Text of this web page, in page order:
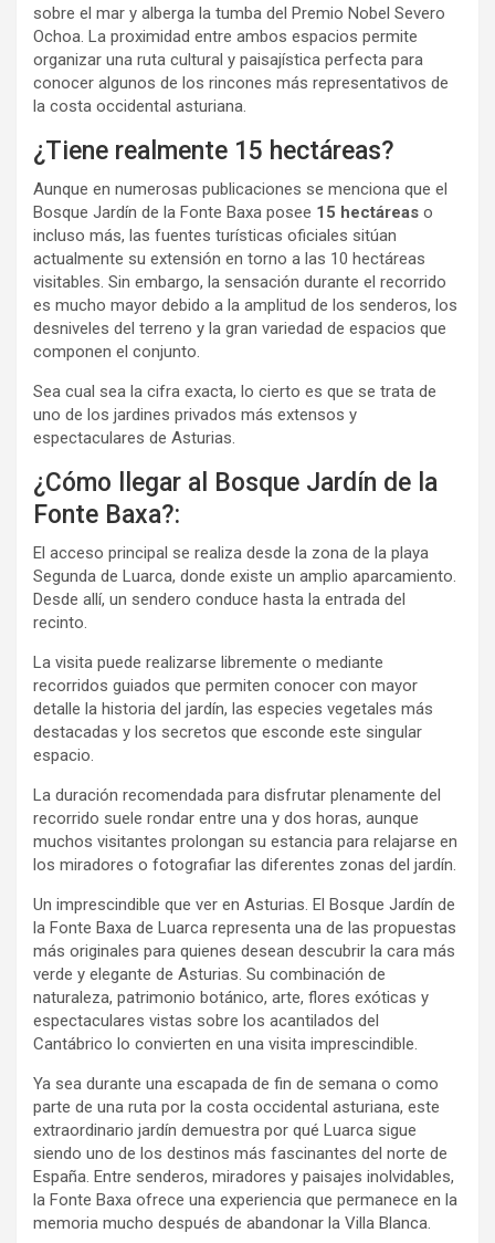
sobre el mar y alberga la tumba del Premio Nobel Severo
Ochoa. La proximidad entre ambos espacios permite
organizar una ruta cultural y paisajística perfecta para
conocer algunos de los rincones más representativos de
la costa occidental asturiana.
¿Tiene realmente 15 hectáreas?
Aunque en numerosas publicaciones se menciona que el
Bosque Jardín de la Fonte Baxa posee 15 hectáreas o
incluso más, las fuentes turísticas oficiales sitúan
actualmente su extensión en torno a las 10 hectáreas
visitables. Sin embargo, la sensación durante el recorrido
es mucho mayor debido a la amplitud de los senderos, los
desniveles del terreno y la gran variedad de espacios que
componen el conjunto.
Sea cual sea la cifra exacta, lo cierto es que se trata de
uno de los jardines privados más extensos y
espectaculares de Asturias.
¿Cómo llegar al Bosque Jardín de la
Fonte Baxa?:
El acceso principal se realiza desde la zona de la playa
Segunda de Luarca, donde existe un amplio aparcamiento.
Desde allí, un sendero conduce hasta la entrada del
recinto.
La visita puede realizarse libremente o mediante
recorridos guiados que permiten conocer con mayor
detalle la historia del jardín, las especies vegetales más
destacadas y los secretos que esconde este singular
espacio.
La duración recomendada para disfrutar plenamente del
recorrido suele rondar entre una y dos horas, aunque
muchos visitantes prolongan su estancia para relajarse en
los miradores o fotografiar las diferentes zonas del jardín.
Un imprescindible que ver en Asturias. El Bosque Jardín de
la Fonte Baxa de Luarca representa una de las propuestas
más originales para quienes desean descubrir la cara más
verde y elegante de Asturias. Su combinación de
naturaleza, patrimonio botánico, arte, flores exóticas y
espectaculares vistas sobre los acantilados del
Cantábrico lo convierten en una visita imprescindible.
Ya sea durante una escapada de fin de semana o como
parte de una ruta por la costa occidental asturiana, este
extraordinario jardín demuestra por qué Luarca sigue
siendo uno de los destinos más fascinantes del norte de
España. Entre senderos, miradores y paisajes inolvidables,
la Fonte Baxa ofrece una experiencia que permanece en la
memoria mucho después de abandonar la Villa Blanca.